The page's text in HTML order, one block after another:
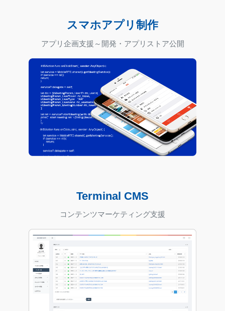
スマホアプリ制作
アプリ企画支援～開発・アプリストア公開
Terminal CMS
コンテンツマーケティング支援